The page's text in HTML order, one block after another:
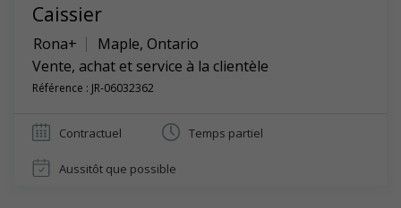
Caissier
Rona+ Maple, Ontario
Vente, achat et service à la clientèle
Référence : JR-06032362
Contractuel Temps partiel
Aussitôt que possible